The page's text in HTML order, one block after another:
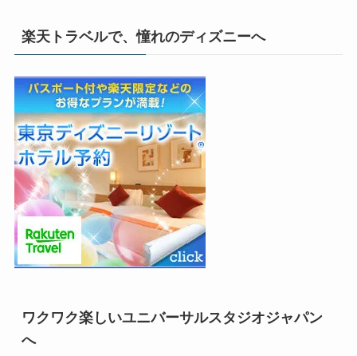
楽天トラベルで、憧れのディズニーへ
ワクワク楽しいユニバーサルスタジオジャパン
へ